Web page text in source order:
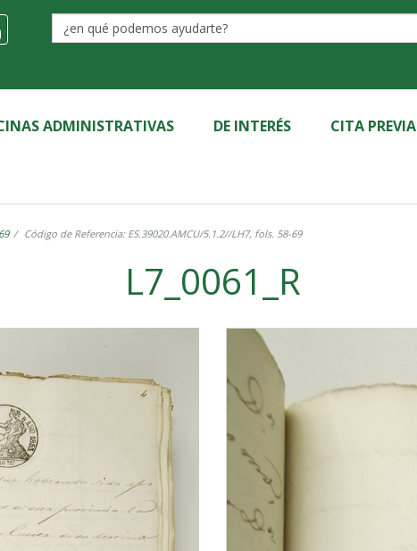
ADMINISTRATIVAS DE INTERÉS CITA PREVIA
Código de Referencia: ES.39020.AMCU/5.1.2//LH7, fols. 58-69
L7_0061_R